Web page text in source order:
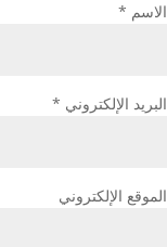
الاسم *
البريد الإلكتروني *
الموقع الإلكتروني